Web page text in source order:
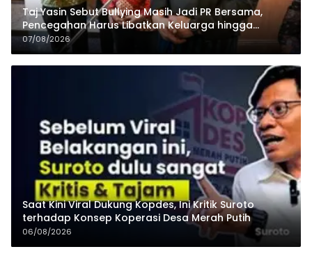
Taj Yasin Sebut Bullying Masih Jadi PR Bersama,
Pencegahan Harus Libatkan Keluarga hingga
Pesantren
07/08/2026
Saat Kini Viral Dukung Kopdes, Ini Kritik Suroto
terhadap Konsep Koperasi Desa Merah Putih
06/08/2026